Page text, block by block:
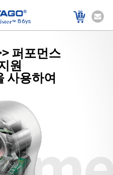
86ys
퍼포먼스
원
사용하여